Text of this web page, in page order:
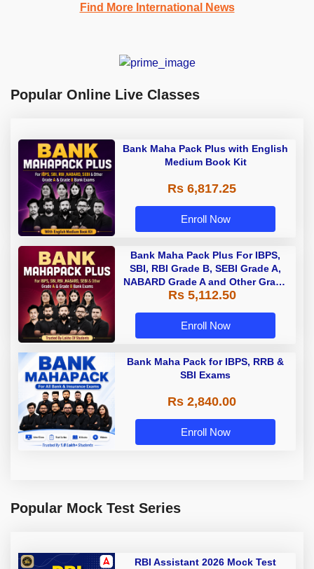
Find More International News
Popular Online Live Classes
Bank Maha Pack Plus with English
Medium Book Kit
Rs 6,817.25
Enroll Now
Bank Maha Pack Plus For IBPS,
SBI, RBI Grade B, SEBI Grade A,
NABARD Grade A and Other Grade
A & Grade B Bank Exams
Rs 5,112.50
Enroll Now
Bank Maha Pack for IBPS, RRB &
SBI Exams
Rs 2,840.00
Enroll Now
Popular Mock Test Series
RBI Assistant 2026 Mock Test